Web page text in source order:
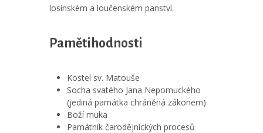
losinském a loučenském panství.
Pamětihodnosti
Kostel sv. Matouše
Socha svatého Jana Nepomuckého
(jediná památka chráněná zákonem)
Boží muka
Památník čarodějnických procesů